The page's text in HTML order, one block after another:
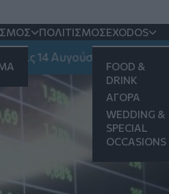
ΠΟΛΙΤΙΣΜΟΣEXODOS
FOOD &
DRINK
ΑΓΟΡΑ
WEDDING &
SPECIAL
OCCASIONS
Αυγούστου